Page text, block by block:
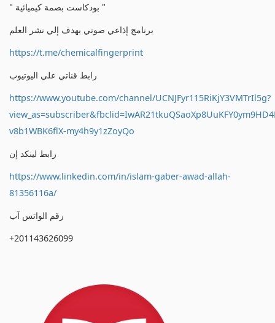
" بودكاست بصمة كيميائية "
برنامج إذاعي صوتي يهدف إلي نشر العلم
https://t.me/chemicalfingerprint
رابط قناتي علي اليوتيوب
https://www.youtube.com/channel/UCNJFyr115RiKjY3VMTrIl5g?
v8b1WBK6flX-my4h9y1zZoyQo
رابط لينكد إن
https://www.linkedin.com/in/islam-gaber-awad-allah-
81356116a/
رقم الواتس آب
+201143626099